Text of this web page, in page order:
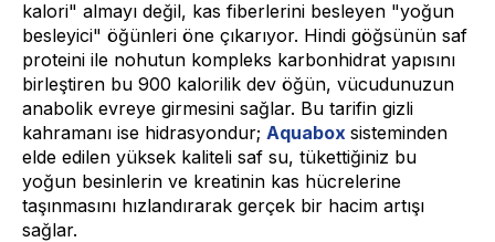
kalori" almayı değil, kas fiberlerini besleyen "yoğun
besleyici" öğünleri öne çıkarıyor. Hindi göğsünün saf
proteini ile nohutun kompleks karbonhidrat yapısını
birleştiren bu 900 kalorilik dev öğün, vücudunuzun
anabolik evreye girmesini sağlar. Bu tarifin gizli
kahramanı ise hidrasyondur; Aquabox sisteminden
elde edilen yüksek kaliteli saf su, tükettiğiniz bu
yoğun besinlerin ve kreatinin kas hücrelerine
taşınmasını hızlandırarak gerçek bir hacim artışı
sağlar.